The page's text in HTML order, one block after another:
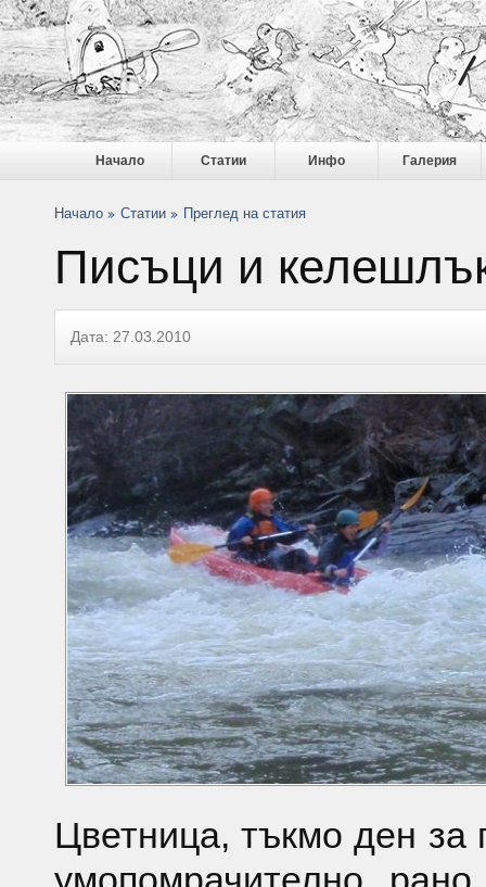
Начало Статии Инфо Галерия
Начало Статии Преглед на статия
Писъци и
Дата: 27.03.2010
Цветница, тъкмо ден за